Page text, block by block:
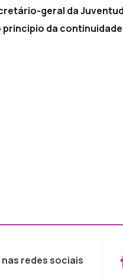
geral da
principio da
redes sociais